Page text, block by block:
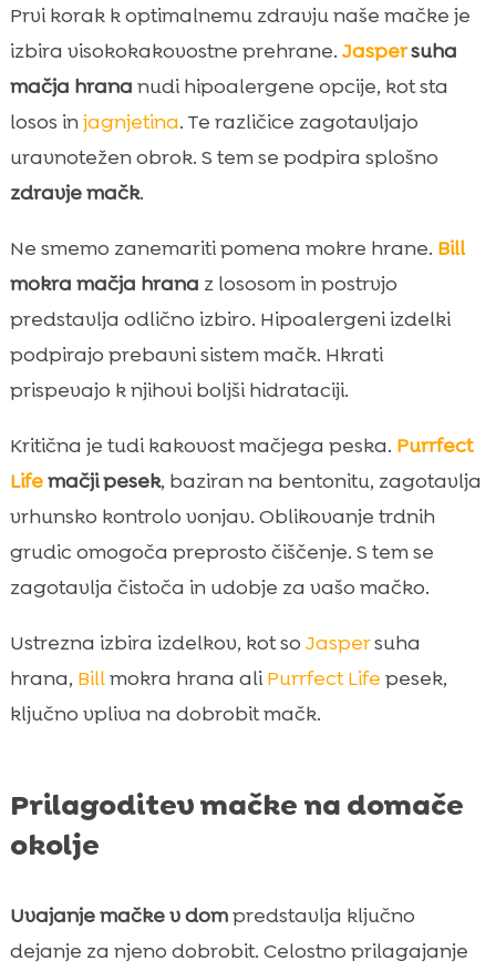
Prvi korak k optimalnemu zdravju naše mačke je
izbira visokokakovostne prehrane. Jaspersuha
mačja hrana nudi hipoalergene opcije, kot sta
losos injagnjetina. Te različice zagotavljajo
uravnotežen obrok. S tem se podpira splošno
zdravje mačk.
Ne smemo zanemariti pomena mokre hrane. Bill
mokra mačja hrana z lososom in postrvjo
predstavlja odlično izbiro. Hipoalergeni izdelki
podpirajo prebavni sistem mačk. Hkrati
prispevajo k njihovi boljši hidrataciji.
Kritična je tudi kakovost mačjega peska. Purrfect
Lifemačji pesek, baziran na bentonitu, zagotavlja
vrhunsko kontrolo vonjav. Oblikovanje trdnih
grudic omogoča preprosto čiščenje. S tem se
zagotavlja čistoča in udobje za vašo mačko.
Ustrezna izbira izdelkov, kot so Jaspersuha
hrana, Billmokra hrana aliPurrfect Life pesek,
ključno vpliva na dobrobit mačk.
Prilagoditev mačke na domače
okolje
Uvajanje mačke v dompredstavlja ključno
dejanje za njeno dobrobit. Celostno prilagajanje